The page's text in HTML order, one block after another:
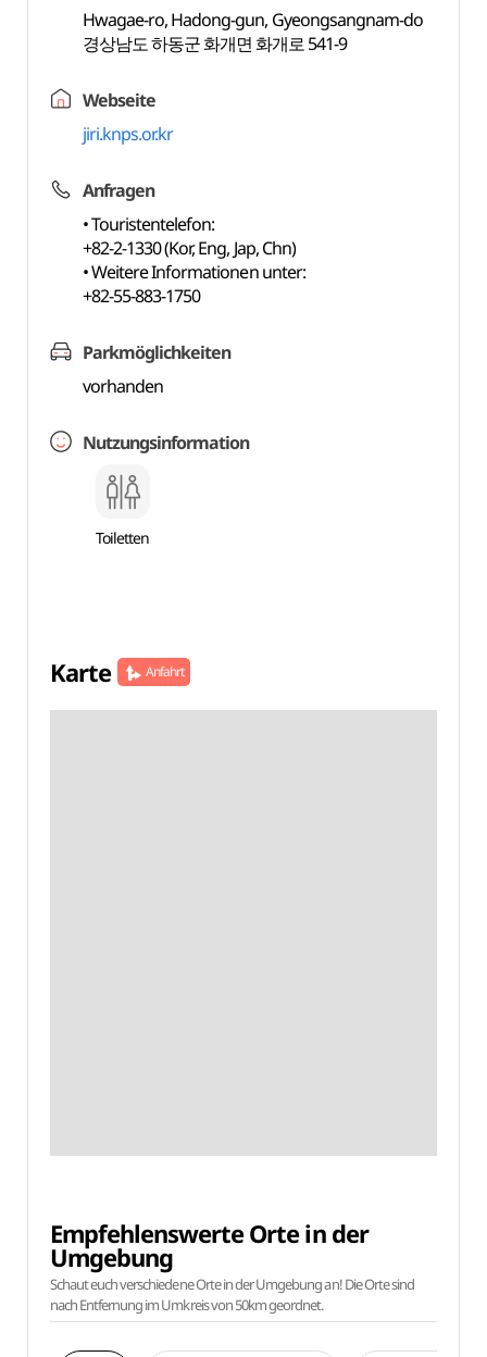
Hwagae-ro, Hadong-gun, Gyeongsangnam-do
경상남도 하동군 화개면 화개로 541-9
Webseite
jiri.knps.or.kr
Anfragen
• Touristentelefon:
+82-2-1330 (Kor, Eng, Jap, Chn)
• Weitere Informationen unter:
+82-55-883-1750
Parkmöglichkeiten
vorhanden
Nutzungsinformation
Toiletten
Karte Anfahrt
Empfehlenswerte Orte in der
Umgebung
Schaut euch verschiedene Orte in der Umgebung an! Die Orte sind
nach Entfernung im Umkreis von 50km geordnet.